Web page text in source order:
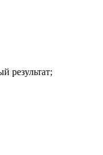
результат;